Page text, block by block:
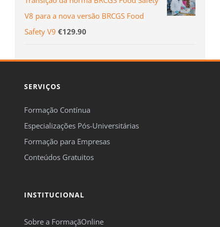
V8 para a nova versão BRCGS Food
Safety V9 €129.90
SERVIÇOS
Formação Contínua
Especializações Pós-Universitárias
Formação para Empresas
Conteúdos Gratuitos
INSTITUCIONAL
Sobre a FormaçãOnline